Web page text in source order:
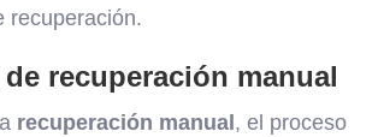
recuperación.
recuperación manual
recuperación manual , el proceso